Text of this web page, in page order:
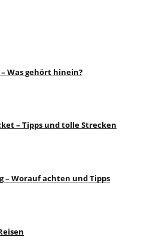
Was gehört hinein?
– Tipps und tolle Strecken
– Worauf achten und Tipps